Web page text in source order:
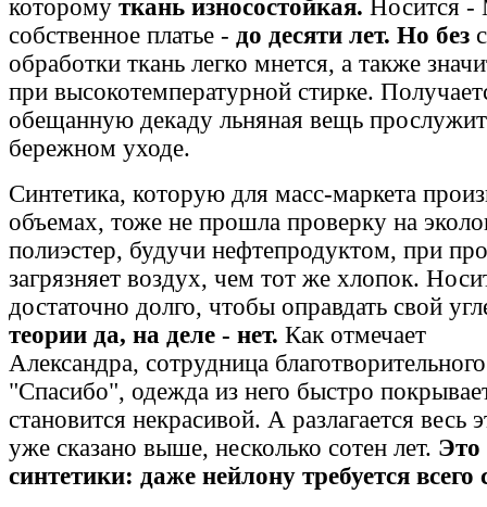
которому ткань износостойкая. Носится -
собственное платье - до десяти лет. Но без
обработки ткань легко мнется, а также
при высокотемпературной стирке.
обещанную декаду льняная вещь
бережном уходе.
Синтетика, которую для масс-маркета
объемах, тоже не прошла проверку на
полиэстер, будучи нефтепродуктом, при
загрязняет воздух, чем тот же хлопок.
достаточно долго, чтобы оправдать свой
теории да, на деле - нет. Как отмечает
Александра, сотрудница
"Спасибо", одежда из него быстро
становится некрасивой. А разлагается весь
уже сказано выше, несколько сотен лет. Это
синтетики: даже нейлону требуется всего